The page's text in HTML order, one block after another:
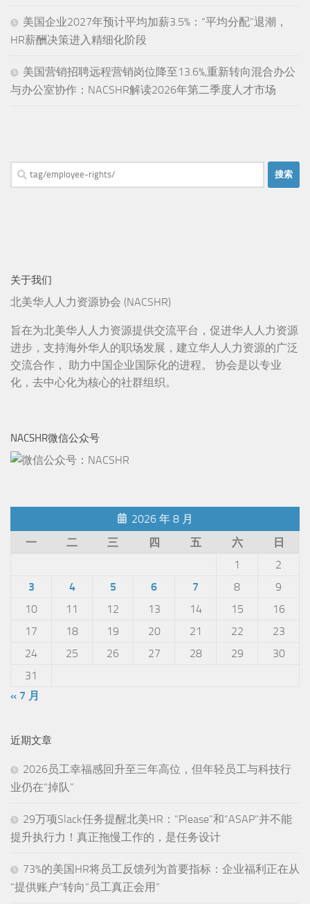
美国企业2027年预计平均加薪3.5%：“平均分配”退潮，
HR薪酬决策进入精细化阶段
美国营销招聘远程营销岗位降至13.6%,重新转向混合办公
与办公室协作：NACSHR解读2026年第二季度人才市场
搜
索：
关于我们
北美华人人力资源协会 (NACSHR)
旨在为北美华人人力资源提供交流平台，促进华人人力资源
进步，支持海外华人的职场发展，建立华人人力资源的广泛
交流合作， 助力中国企业国际化的进程。 协会是以专业
化，去中心化为核心的社群组织。
NACSHR微信公众号
2026 年 8 月
一
二 三 四 五 六
日
1
2
3
4 5 6 7 8
9
10
11 12 13 14 15
16
17
18 19 20 21 22
23
24
25 26 27 28 29
30
31
« 7 月
近期文章
2026员工幸福感回升至三年高位，但年轻员工与科技行
业仍在“掉队”
29万项Slack任务提醒北美HR：“Please”和“ASAP”并不能
提升执行力！真正拖慢工作的，是任务设计
73%的美国HR将员工反馈列为首要指标：企业福利正在从
“提供账户”转向“员工真正会用”